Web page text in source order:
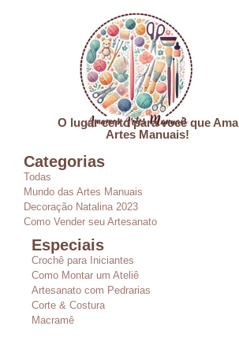
O lugar certo para você que Ama
Artes Manuais!
Categorias
Todas
Mundo das Artes Manuais
Decoração Natalina 2023
Como Vender seu Artesanato
Especiais
Crochê para Iniciantes
Como Montar um Ateliê
Artesanato com Pedrarias
Corte & Costura
Macramê